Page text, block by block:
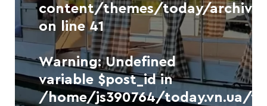
розповсюдження дитячої
порнографії
7 СЕРПНЯ, 2026
content/themes/today/
on line41
Warning: Undefined
variable $post_id in
/home/js390764/today.vn.ua/
Warning: Undefined
variable $separator in
/home/js390764/today.vn.ua/
content/themes/today/
on line41